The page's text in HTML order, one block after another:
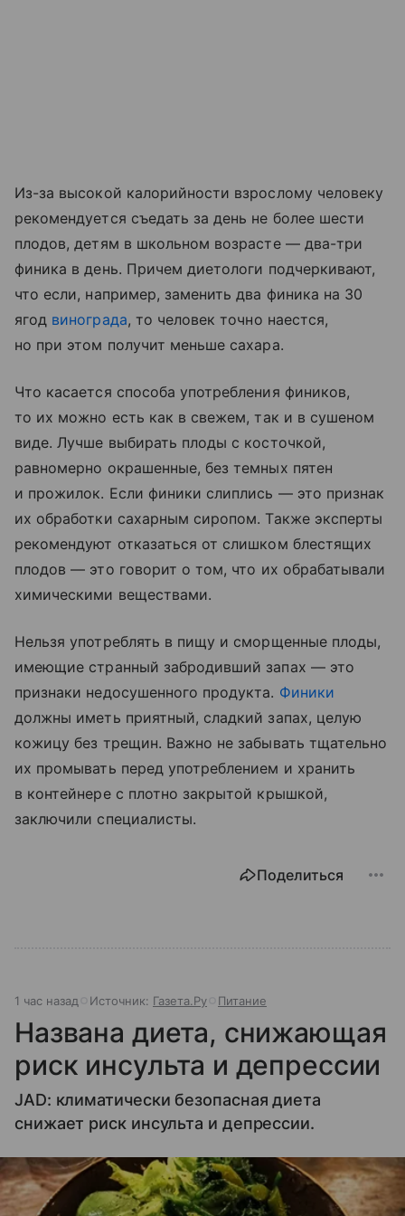
Из-за высокой калорийности взрослому человеку
рекомендуется съедать за день не более шести
плодов, детям в школьном возрасте — два-три
финика в день. Причем диетологи подчеркивают,
что если, например, заменить два финика на 30
ягод винограда, то человек точно наестся,
но при этом получит меньше сахара.
Что касается способа употребления фиников,
то их можно есть как в свежем, так и в сушеном
виде. Лучше выбирать плоды с косточкой,
равномерно окрашенные, без темных пятен
и прожилок. Если финики слиплись — это признак
их обработки сахарным сиропом. Также эксперты
рекомендуют отказаться от слишком блестящих
плодов — это говорит о том, что их обрабатывали
химическими веществами.
Нельзя употреблять в пищу и сморщенные плоды,
имеющие странный забродивший запах — это
признаки недосушенного продукта. Финики
должны иметь приятный, сладкий запах, целую
кожицу без трещин. Важно не забывать тщательно
их промывать перед употреблением и хранить
в контейнере с плотно закрытой крышкой,
заключили специалисты.
Поделиться
1 час назад Источник: Газета.Ру Питание
Названа диета, снижающая
риск инсульта и депрессии
JAD: климатически безопасная диета
снижает риск инсульта и депрессии.